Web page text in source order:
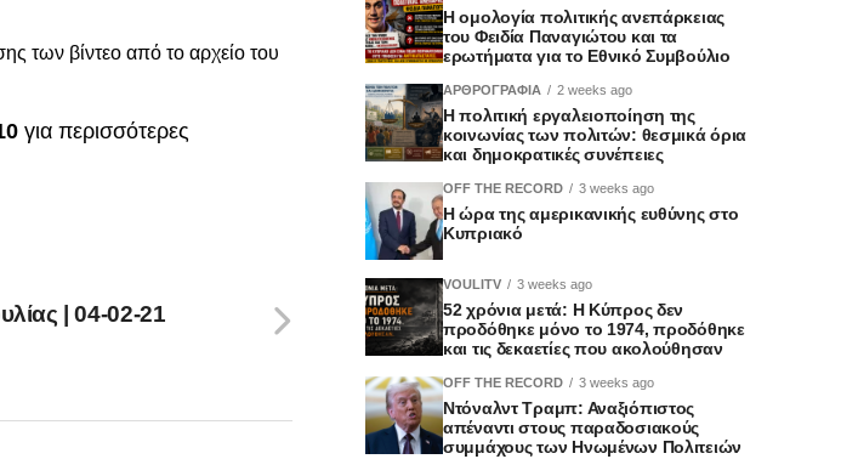
των βίντεο από το αρχείο του
για περισσότερες
| 04-02-21
Η ομολογία πολιτικής ανεπάρκειας
του Φειδία Παναγιώτου και τα
ερωτήματα για το Εθνικό Συμβούλιο
ΑΡΘΡΟΓΡΑΦΙΑ 2 weeks ago
Η πολιτική εργαλειοποίηση της
κοινωνίας των πολιτών: θεσμικά όρια
και δημοκρατικές συνέπειες
OFF THE RECORD 3 weeks ago
Η ώρα της αμερικανικής ευθύνης στο
Κυπριακό
VOULITV 3 weeks ago
52 χρόνια μετά: Η Κύπρος δεν
προδόθηκε μόνο το 1974, προδόθηκε
και τις δεκαετίες που ακολούθησαν
OFF THE RECORD 3 weeks ago
Ντόναλντ Τραμπ: Αναξιόπιστος
απέναντι στους παραδοσιακούς
συμμάχους των Ηνωμένων Πολιτειών